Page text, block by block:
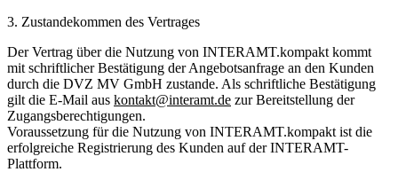
3. Zustandekommen des Vertrages
Der Vertrag über die Nutzung von INTERAMT.kompakt kommt
mit schriftlicher Bestätigung der Angebotsanfrage an den Kunden
durch die DVZ MV GmbH zustande. Als schriftliche Bestätigung
gilt die E-Mail aus kontakt@interamt.de zur Bereitstellung der
Zugangsberechtigungen.
Voraussetzung für die Nutzung von INTERAMT.kompakt ist die
erfolgreiche Registrierung des Kunden auf der INTERAMT-
Plattform.